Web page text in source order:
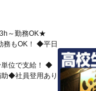
～勤務OK★
務もOK！ ◆平日
単位で支給！ ◆
◆社員登用あり